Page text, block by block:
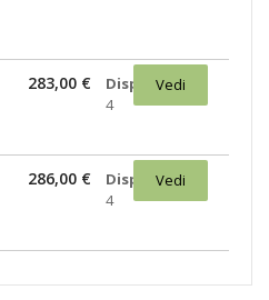
283,00 €
Disponibili:
4
Vedi
286,00 €
Disponibili:
4
Vedi